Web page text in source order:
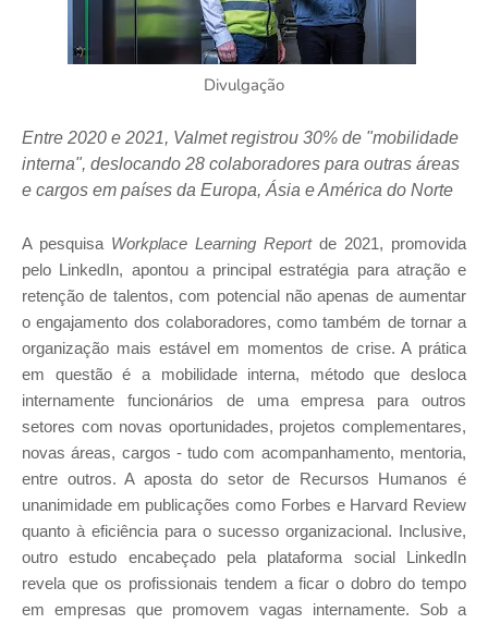
Divulgação
Entre 2020 e 2021, Valmet registrou 30% de "mobilidade
interna", deslocando 28 colaboradores para outras áreas
e cargos em países da Europa, Ásia e América do Norte
A pesquisa Workplace Learning Reportde 2021, promovida
pelo LinkedIn, apontou a principal estratégia para atração e
retenção de talentos, com potencial não apenas de aumentar
o engajamento dos colaboradores, como também de tornar a
organização mais estável em momentos de crise. A prática
em questão é a mobilidade interna, método que desloca
internamente funcionários de uma empresa para outros
setores com novas oportunidades, projetos complementares,
novas áreas, cargos - tudo com acompanhamento, mentoria,
entre outros. A aposta do setor de Recursos Humanos é
unanimidade em publicações como Forbes e Harvard Review
quanto à eficiência para o sucesso organizacional. Inclusive,
outro estudo encabeçado pela plataforma social LinkedIn
revela que os profissionais tendem a ficar o dobro do tempo
em empresas que promovem vagas internamente. Sob a